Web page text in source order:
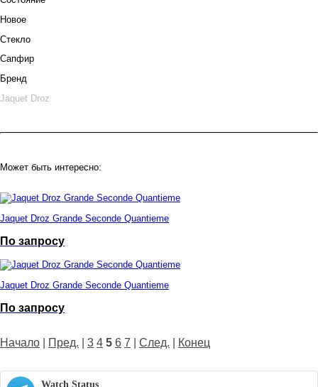
Новое
Стекло
Сапфир
Бренд
Jaquet Droz
Может быть интересно:
Jaquet Droz Grande Seconde Quantieme
По запросу
Jaquet Droz Grande Seconde Quantieme
По запросу
Начало Пред. 3 4 5 6 7 След. Конец